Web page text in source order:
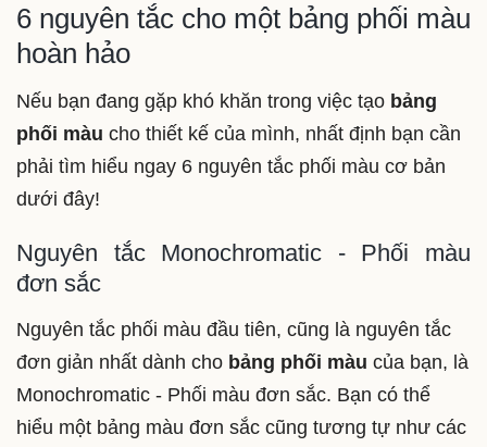
6 nguyên tắc cho một bảng phối màu
hoàn hảo
Nếu bạn đang gặp khó khăn trong việc tạo bảng
phối màu cho thiết kế của mình, nhất định bạn cần
phải tìm hiểu ngay 6 nguyên tắc phối màu cơ bản
dưới đây!
Nguyên tắc Monochromatic - Phối màu
đơn sắc
Nguyên tắc phối màu đầu tiên, cũng là nguyên tắc
đơn giản nhất dành cho bảng phối màu của bạn, là
Monochromatic - Phối màu đơn sắc. Bạn có thể
hiểu một bảng màu đơn sắc cũng tương tự như các